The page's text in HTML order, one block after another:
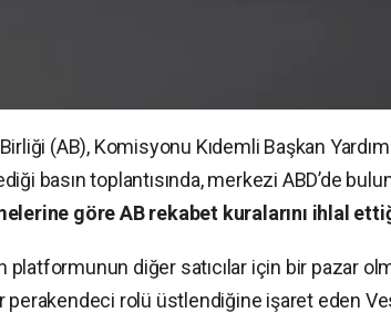
(AB), Komisyonu Kıdemli Başkan
basın toplantısında, merkezi ABD’de
göre AB rekabet kuralarını ihlal
platformunun diğer satıcılar için bir pazar
perakendeci rolü üstlendiğine işaret eden